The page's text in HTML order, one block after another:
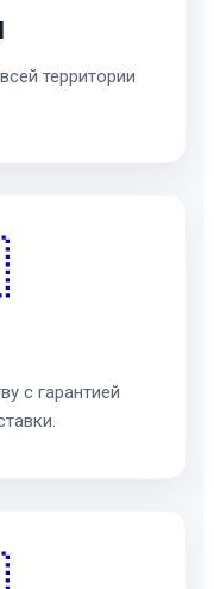
территории
с гарантией